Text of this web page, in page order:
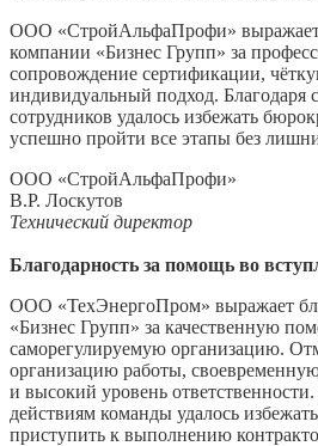
ООО «СтройАльфаПрофи» выражает
компании «Бизнес Групп» за
сопровождение сертификации,
индивидуальный подход. Благодаря
сотрудников удалось избежать
успешно пройти все этапы без
ООО «СтройАльфаПрофи»
В.Р. Лоскутов
Технический директор
Благодарность за помощь во
ООО «ТехЭнергоПром» выражает
«Бизнес Групп» за качественную
саморегулируемую организацию.
организацию работы,
и высокий уровень
действиям команды удалось
приступить к выполнению